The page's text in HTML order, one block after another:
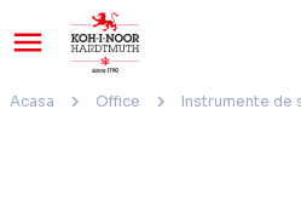
Acasa Office Instrumente de